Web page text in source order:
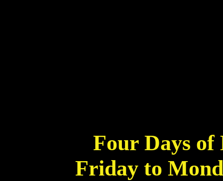
Four Days of
Friday to